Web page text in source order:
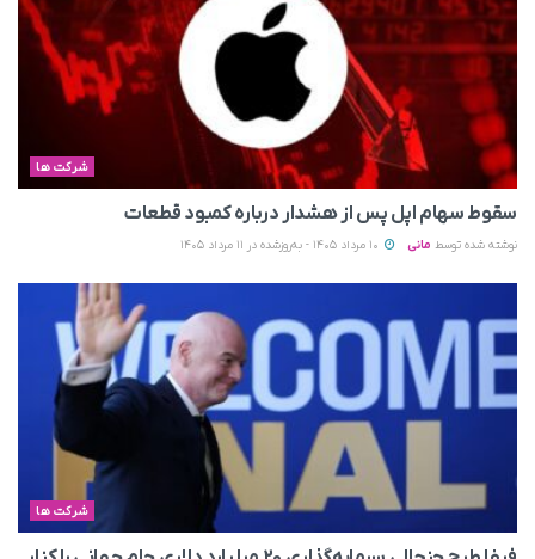
شرکت ها
سقوط سهام اپل پس از هشدار درباره کمبود قطعات
نوشته شده توسط مانی
شرکت ها